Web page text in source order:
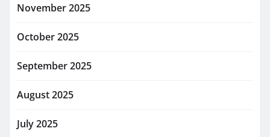
November 2025
October 2025
September 2025
August 2025
July 2025